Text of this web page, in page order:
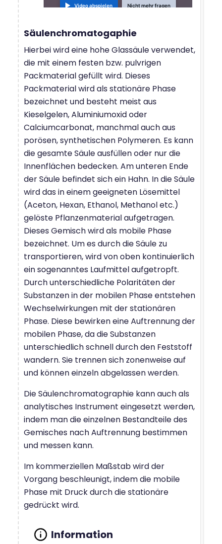
Video abspielen Nicht mehr fragen
Säulenchromatogaphie
Hierbei wird eine hohe Glassäule verwendet,
die mit einem festen bzw. pulvrigen
Packmaterial gefüllt wird. Dieses
Packmaterial wird als stationäre Phase
bezeichnet und besteht meist aus
Kieselgelen, Aluminiumoxid oder
Calciumcarbonat, manchmal auch aus
porösen, synthetischen Polymeren. Es kann
die gesamte Säule ausfüllen oder nur die
Innenflächen bedecken. Am unteren Ende
der Säule befindet sich ein Hahn. In die Säule
wird das in einem geeigneten Lösemittel
(Aceton, Hexan, Ethanol, Methanol etc.)
gelöste Pflanzenmaterial aufgetragen.
Dieses Gemisch wird als mobile Phase
bezeichnet. Um es durch die Säule zu
transportieren, wird von oben kontinuierlich
ein sogenanntes Laufmittel aufgetropft.
Durch unterschiedliche Polaritäten der
Substanzen in der mobilen Phase entstehen
Wechselwirkungen mit der stationären
Phase. Diese bewirken eine Auftrennung der
mobilen Phase, da die Substanzen
unterschiedlich schnell durch den Feststoff
wandern. Sie trennen sich zonenweise auf
und können einzeln abgelassen werden.
Die Säulenchromatographie kann auch als
analytisches Instrument eingesetzt werden,
indem man die einzelnen Bestandteile des
Gemisches nach Auftrennung bestimmen
und messen kann.
Im kommerziellen Maßstab wird der
Vorgang beschleunigt, indem die mobile
Phase mit Druck durch die stationäre
gedrückt wird.